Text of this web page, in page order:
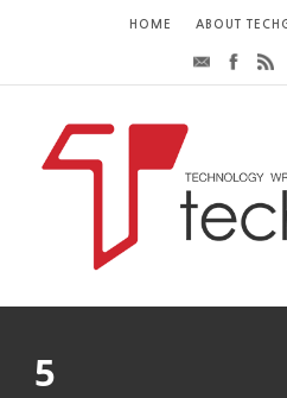
HOME ABOUT
5